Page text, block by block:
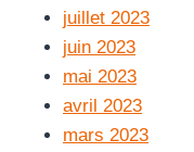
juillet 2023
juin 2023
mai 2023
avril 2023
mars 2023